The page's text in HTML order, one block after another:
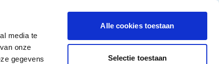
media te
onze
gegevens
Alle cookies toestaan
Selectie toestaan
for Diepvriesproducten category
submenu for Dranken category
Non-Food
Alle deals